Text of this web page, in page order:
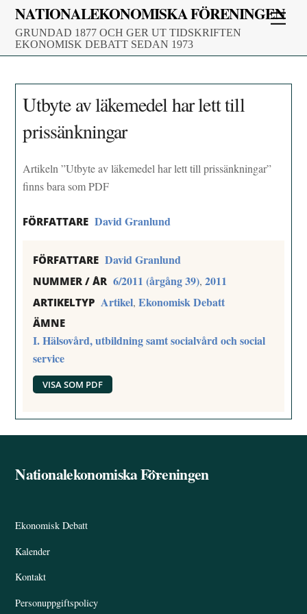
Skip
content
NATIONALEKONOMISKA FÖRENINGEN
GRUNDAD 1877 OCH GER UT TIDSKRIFTEN
EKONOMISK DEBATT SEDAN 1973
Utbyte av läkemedel har lett till
prissänkningar
Artikeln ”Utbyte av läkemedel har lett till prissänkningar”
finns bara som PDF
FÖRFATTARE David Granlund
FÖRFATTARE David Granlund
NUMMER / ÅR 6/2011 (årgång 39),2011
ARTIKELTYP Artikel,Ekonomisk Debatt
ÄMNE
I. Hälsovård, utbildning samt socialvård och social
service
VISA SOM PDF
Back
Nationalekonomiska Föreningen
Ekonomisk Debatt
Kalender
Kontakt
Personuppgiftspolicy